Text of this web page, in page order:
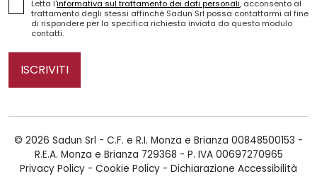
Letta l'informativa sul trattamento dei dati personali, acconsento al
trattamento degli stessi affinché Sadun Srl possa contattarmi al fine
di rispondere per la specifica richiesta inviata da questo modulo
contatti.
ISCRIVITI
© 2026 Sadun Srl - C.F. e R.I. Monza e Brianza 00848500153 -
R.E.A. Monza e Brianza 729368 - P. IVA 00697270965
Privacy Policy - Cookie Policy - Dichiarazione Accessibilità